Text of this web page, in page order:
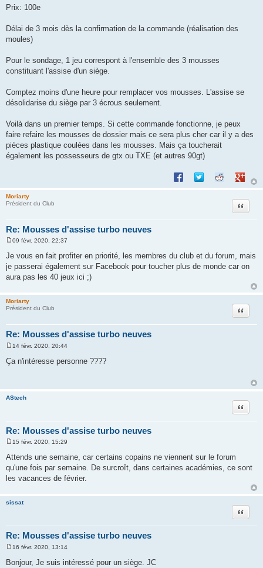
Prix: 100e
Délai de 3 mois dès la confirmation de la commande (réalisation des
moules)
Pour le sondage, 1 jeu correspont à l'ensemble des 3 mousses
constituant l'assise d'un siège.
Comptez moins d'une heure pour remplacer vos mousses. L'assise se
désolidarise du siège par 3 écrous seulement.
Voilà dans un premier temps. Si cette commande fonctionne, je peux
faire refaire les mousses de dossier mais ce sera plus cher car il y a des
pièces plastique coulées dans les mousses. Mais ça toucherait
également les possesseurs de gtx ou TXE (et autres 90gt)
Partager sur Facebook
Partager sur Twitter
Partager sur
Moriarty
Président du Club
Re: Mousses d'assise turbo neuves
Citation
s
s
g
09 févr. 2020, 22:37
Je vous en fait profiter en priorité, les membres du club et du forum, mais
je passerai également sur Facebook pour toucher plus de monde car on
aura pas les 40 jeux ici ;)
Moriarty
Président du Club
Re: Mousses d'assise turbo neuves
Citation
s
14 févr. 2020, 20:44
Ça n'intéresse personne ????
AStech
Re: Mousses d'assise turbo neuves
Citation
e
s
s
g
15 févr. 2020, 15:29
Attends une semaine, car certains copains ne viennent sur le forum
qu'une fois par semaine. De surcroît, dans certaines académies, ce sont
les vacances de février.
sissat
Re: Mousses d'assise turbo neuves
Citation
s
16 févr. 2020, 13:14
Bonjour, Je suis intéressé pour un siège. JC